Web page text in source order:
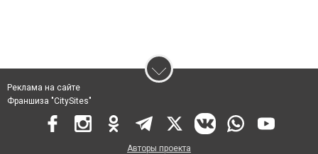
Реклама на сайте
Франшиза "CitySites"
Авторы проекта